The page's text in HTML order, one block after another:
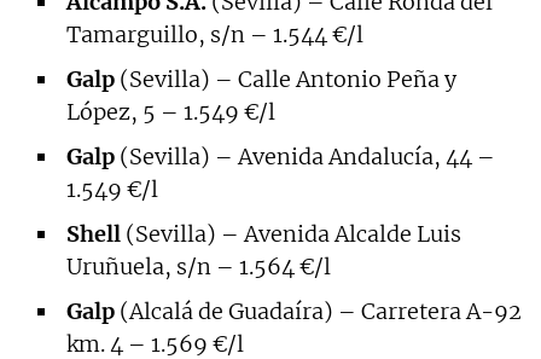
Tamarguillo, s/n – 1.544 €/l
Galp (Sevilla) – Calle Antonio Peña y
López, 5 – 1.549 €/l
Galp (Sevilla) – Avenida Andalucía, 44 –
1.549 €/l
Shell (Sevilla) – Avenida Alcalde Luis
Uruñuela, s/n – 1.564 €/l
Galp (Alcalá de Guadaíra) – Carretera A-92
km. 4 – 1.569 €/l